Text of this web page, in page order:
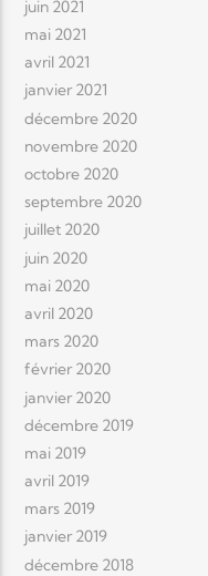
juin 2021
mai 2021
avril 2021
janvier 2021
décembre 2020
novembre 2020
octobre 2020
septembre 2020
juillet 2020
juin 2020
mai 2020
avril 2020
mars 2020
février 2020
janvier 2020
décembre 2019
mai 2019
avril 2019
mars 2019
janvier 2019
décembre 2018